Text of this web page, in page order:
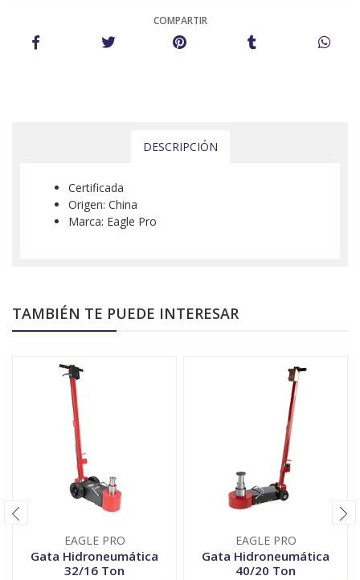
COMPARTIR
DESCRIPCIÓN
Certificada
Origen: China
Marca: Eagle Pro
TAMBIÉN TE PUEDE INTERESAR
EAGLE PRO
Gata Hidroneumática
32/16 Ton
EAGLE PRO
Gata Hidroneumática
40/20 Ton